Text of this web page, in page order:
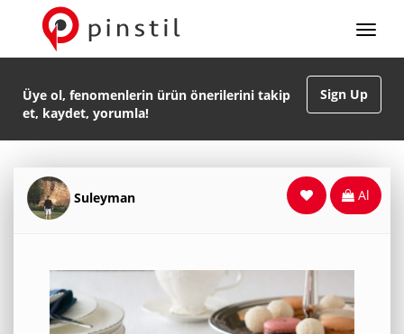
Sign Up
Üye ol, fenomenlerin ürün önerilerini takip
et, kaydet, yorumla!
Suleyman Al